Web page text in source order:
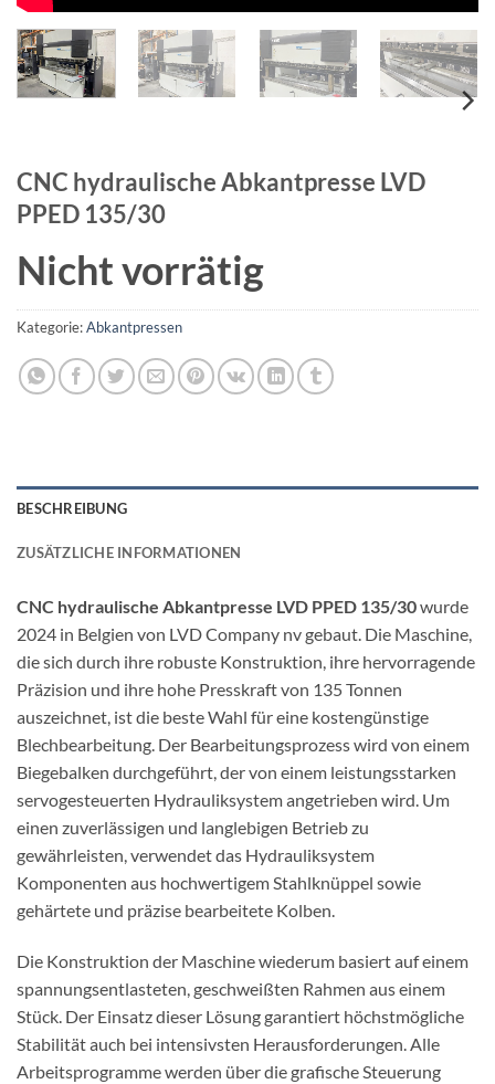
CNC hydraulische Abkantpresse LVD
PPED 135/30
Nicht vorrätig
Kategorie:Abkantpressen
BESCHREIBUNG
ZUSÄTZLICHE INFORMATIONEN
CNC hydraulische Abkantpresse LVD PPED 135/30wurde
2024 in Belgien von LVD Company nv gebaut. Die Maschine,
die sich durch ihre robuste Konstruktion, ihre hervorragende
Präzision und ihre hohe Presskraft von 135 Tonnen
auszeichnet, ist die beste Wahl für eine kostengünstige
Blechbearbeitung. Der Bearbeitungsprozess wird von einem
Biegebalken durchgeführt, der von einem leistungsstarken
servogesteuerten Hydrauliksystem angetrieben wird. Um
einen zuverlässigen und langlebigen Betrieb zu
gewährleisten, verwendet das Hydrauliksystem
Komponenten aus hochwertigem Stahlknüppel sowie
gehärtete und präzise bearbeitete Kolben.
Die Konstruktion der Maschine wiederum basiert auf einem
spannungsentlasteten, geschweißten Rahmen aus einem
Stück. Der Einsatz dieser Lösung garantiert höchstmögliche
Stabilität auch bei intensivsten Herausforderungen. Alle
Arbeitsprogramme werden über die grafische Steuerung